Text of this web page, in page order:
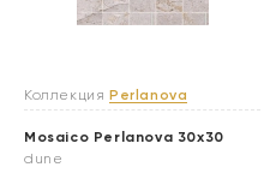
Коллекция Perlanova
Mosaico Perlanova 30x30
dune